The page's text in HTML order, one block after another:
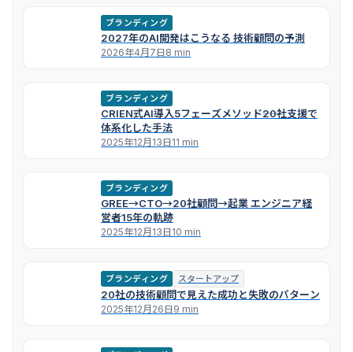
ブランディング
2027年のAI開発はこうなる 技術顧問の予測
2026年4月7日8 min
ブランディング
CRIEN式AI導入5フェーズメソッド――20社支援で
体系化した手法
2025年12月13日11 min
ブランディング
GREE→CTO→20社顧問→起業 エンジニア経
営者15年の軌跡
2025年12月13日10 min
ブランディング スタートアップ
20社の技術顧問で見えた成功と失敗のパターン
2025年12月26日9 min